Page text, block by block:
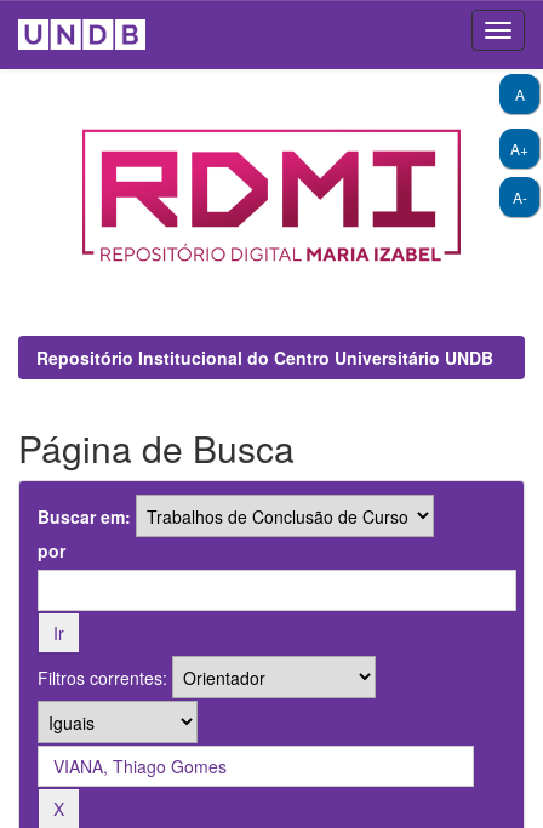
A+
A-
A
Repositório Institucional do Centro Universitário UNDB
Página de Busca
Buscar em:
por
Filtros correntes: